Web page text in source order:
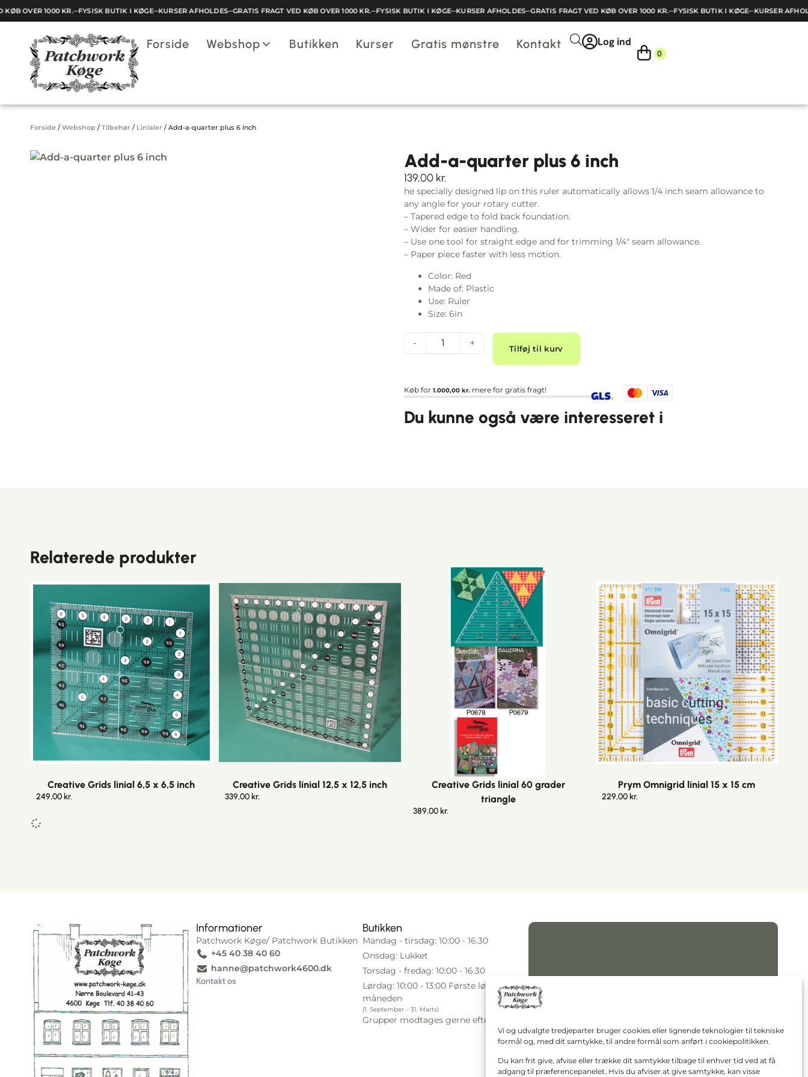
Vi og udvalgte tredjeparter bruger cookies eller lignende teknologier til tekniske
formål og, med dit samtykke, til andre formål som anført i cookiepolitikken.
Du kan frit give, afvise eller trække dit samtykke tilbage til enhver tid ved at få
adgang til præferencepanelet. Hvis du afviser at give samtykke, kan visse
OVER 1000 KR.─FYSISK BUTIK I KØGE─KURSER AFHOLDES─GRATIS FRAGT VED KØB OVER 1000 KR.─FYSISK BUTIK I KØGE─KURSER AFHOLDES─GRATIS FRAGT VED KØB OVER 1000 KR.─FYSISK BUTIK I KØGE─KURSER
Forside Webshop Butikken Kurser Gratis mønstre Kontakt Log ind
0
Indkøbskurv
Din kurv er tom.
I alt 0,00kr.
Køb for 1.000,00 kr. mere for gratis fragt!
Gå til betaling
Forside / Webshop / Tilbehør / Linialer / Add-a-quarter plus 6 inch
Add-a-quarter plus 6 inch
139,00 kr.
he specially designed lip on this ruler automatically allows 1/4 inch seam allowance to
any angle for your rotary cutter.
– Tapered edge to fold back foundation.
– Wider for easier handling.
– Use one tool for straight edge and for trimming 1/4″ seam allowance.
– Paper piece faster with less motion.
Color: Red
Made of: Plastic
Use: Ruler
Size: 6in
- + Tilføj til kurv
Alternative:
Køb for 1.000,00 kr. mere for gratis fragt!
Du kunne også være interesseret i
Relaterede produkter
Creative Grids linial 6,5 x 6,5 inch
249,00 kr.
Creative Grids linial 12,5 x 12,5 inch
339,00 kr.
Creative Grids linial 60 grader
triangle
389,00 kr.
Prym Omnigrid linial 15 x 15 cm
229,00 kr.
Informationer
Patchwork Køge/ Patchwork Butikken
+45 40 38 40 60
hanne@patchwork4600.dk
Kontakt os
Butikken
Mandag - tirsdag: 10:00 - 16.30
Onsdag: Lukket
Torsdag - fredag: 10:00 - 16.30
Lørdag: 10:00 - 13:00 Første lørdag i
måneden
(1. September – 31. Marts)
Grupper modtages gerne efter aftale.